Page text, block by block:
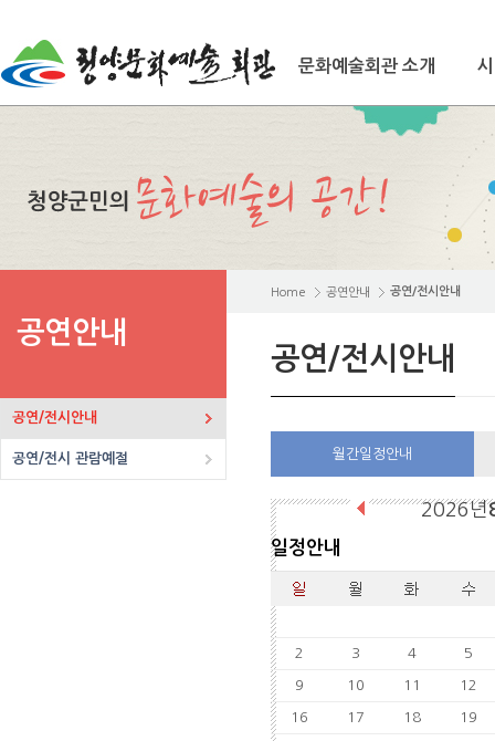
문화예술회관 소개
공연안내
공연/전시안내
공연/전시 관람예절
공연/전시안내
Home 공연안내 공연/전시안내
월간일정안내
2026년
일정안내
2 3 4 5
9 10 11 12
16 17 18 19